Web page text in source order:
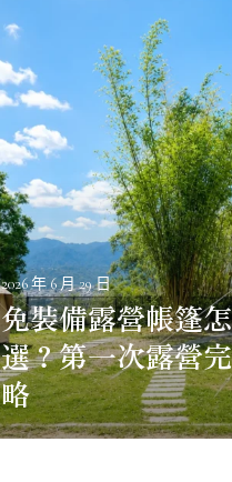
2026 年 6 月 29 日
免裝備露營帳篷
選？第一次露營
略